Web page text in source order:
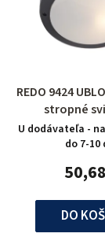
REDO 9424
stropné
U dodávateľa -
do 7-10
DO